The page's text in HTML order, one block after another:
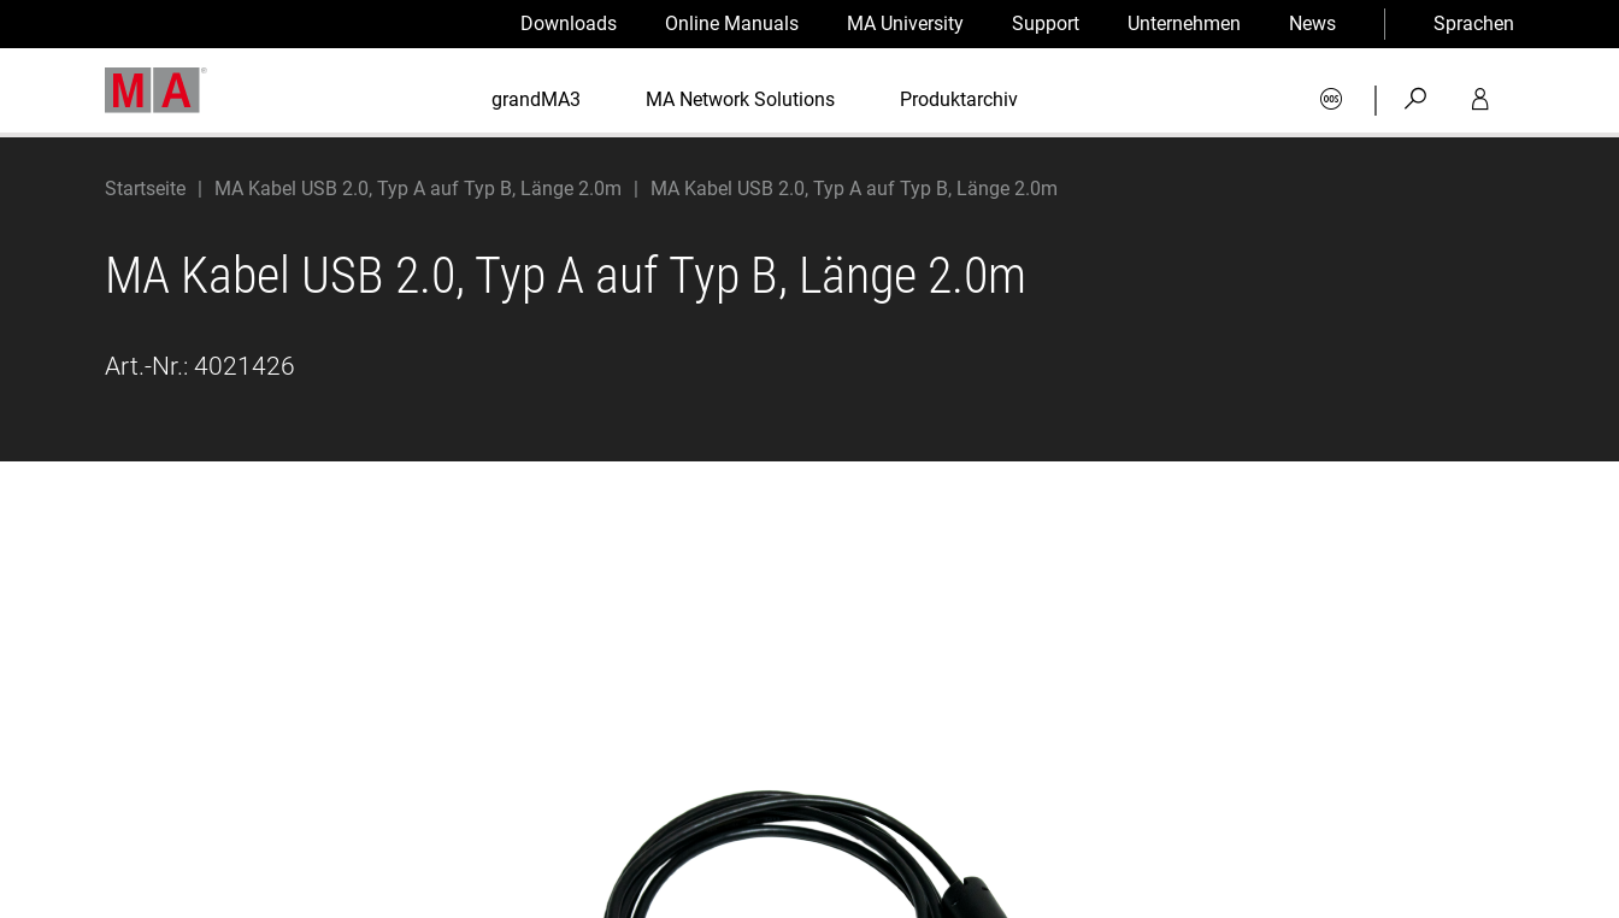
Downloads Online Manuals MA University Support Unternehmen News Sprachen
grandMA3 MA Network Solutions Produktarchiv |
Startseite MA Kabel USB 2.0, Typ A auf Typ B, Länge 2.0m MA Kabel USB 2.0, Typ A auf Typ B, Länge 2.0m
MA Kabel USB 2.0, Typ A auf Typ B, Länge 2.0m
Art.-Nr.: 4021426